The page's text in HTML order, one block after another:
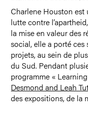
Charlene Houston est
lutte contre
la mise en valeur des
social, elle a porté
projets, au sein de
du Sud. Pendant
programme «
Desmond and Leah
des expositions, de la